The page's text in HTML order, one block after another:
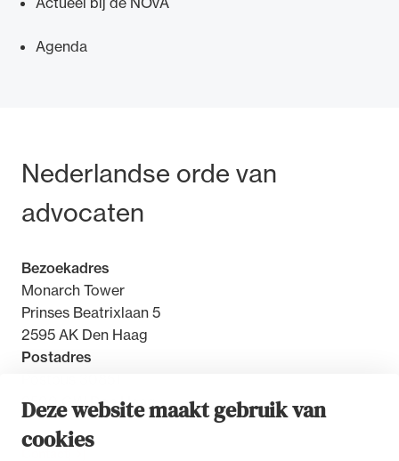
Deze website maakt gebruik van
cookies
Agenda
Bezoek- en postadres
Nederlandse orde van
advocaten
Bezoekadres
Monarch Tower
Prinses Beatrixlaan 5
2595 AK Den Haag
Postadres
2500 GW Den Haag